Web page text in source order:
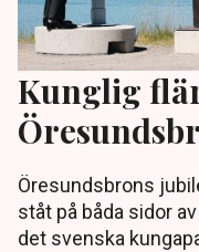
Kunglig
Öresundsbrons
ståt på båda sidor
det svenska